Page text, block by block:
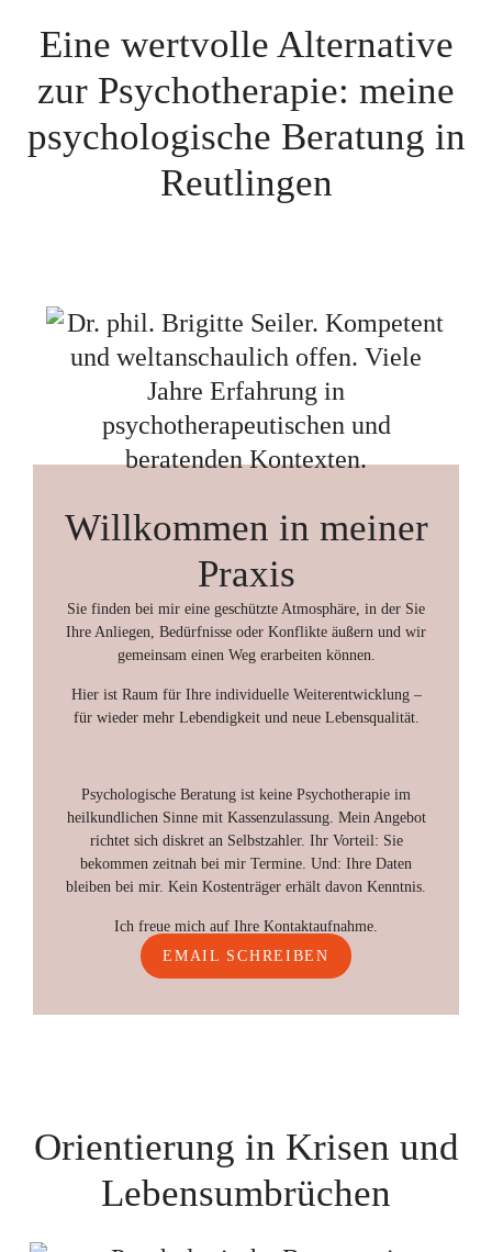
Eine wertvolle Alternative
zur Psychotherapie: meine
psychologische Beratung in
Reutlingen
Willkommen in meiner
Praxis
Sie finden bei mir eine geschützte Atmosphäre, in der Sie
Ihre Anliegen, Bedürfnisse oder Konflikte äußern und wir
gemeinsam einen Weg erarbeiten können.
Hier ist Raum für Ihre individuelle Weiterentwicklung –
für wieder mehr Lebendigkeit und neue Lebensqualität.
Psychologische Beratung ist keine Psychotherapie im
heilkundlichen Sinne mit Kassenzulassung. Mein Angebot
richtet sich diskret an Selbstzahler. Ihr Vorteil: Sie
bekommen zeitnah bei mir Termine. Und: Ihre Daten
bleiben bei mir. Kein Kostenträger erhält davon Kenntnis.
Ich freue mich auf Ihre Kontaktaufnahme.
EMAIL SCHREIBEN
Orientierung in Krisen und
Lebensumbrüchen